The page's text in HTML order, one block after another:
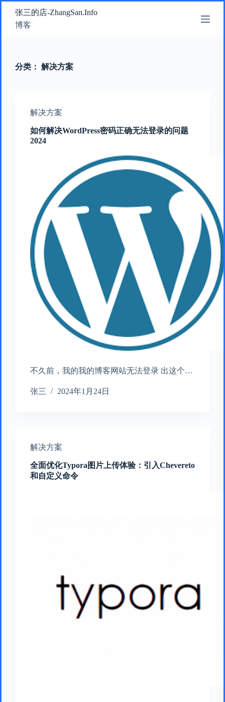
跳
过
内
张三的店-ZhangSan.Info
博客
分类： 解决方案
解决方案
如何解决WordPress密码正确无法登录的问题
2024
不久前，我的我的博客网站无法登录 出这个…
张三 2024年1月24日
解决方案
全面优化Typora图片上传体验：引入Chevereto
和自定义命令